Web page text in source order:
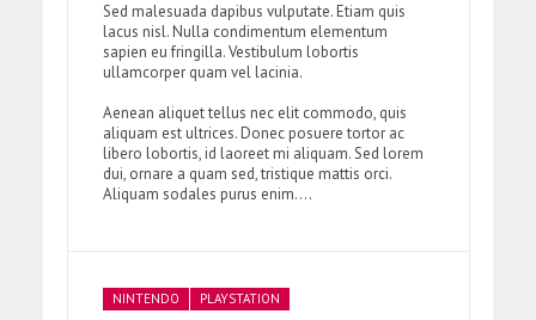
Sed malesuada dapibus vulputate. Etiam quis
lacus nisl. Nulla condimentum elementum
sapien eu fringilla. Vestibulum lobortis
ullamcorper quam vel lacinia.
Aenean aliquet tellus nec elit commodo, quis
aliquam est ultrices. Donec posuere tortor ac
libero lobortis, id laoreet mi aliquam. Sed lorem
dui, ornare a quam sed, tristique mattis orci.
Aliquam sodales purus enim....
NINTENDO PLAYSTATION